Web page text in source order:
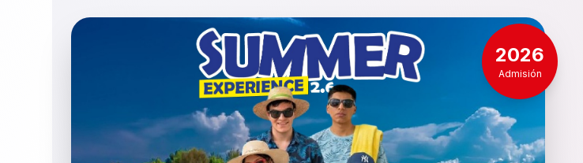
2026
Admisión